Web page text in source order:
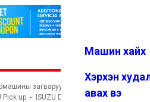
Дуртай Цэс
Машин хайх
Хэрхэн
авах вэ
загварууд
Pick up
ISUZU D-MAX